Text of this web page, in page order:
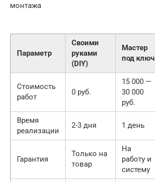
монтажа
Параметр
Своими
руками
(DIY)
Мастер
под ключ
Стоимость
работ
0 руб.
15 000 —
30 000
руб.
Время
реализации
2-3 дня 1 день
Гарантия
Только на
товар
На
работу и
систему